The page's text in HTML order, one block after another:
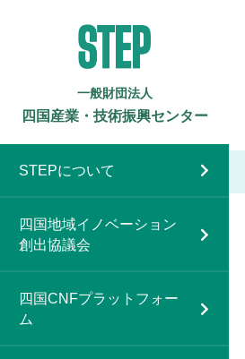
一般財団法人
四国産業・技術振興センター
STEPについて
四国地域イノベーション
創出協議会
四国CNFプラットフォー
ム